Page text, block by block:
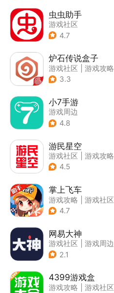
虫虫助手
游戏社区
4.7
炉石传说盒子
游戏社区
游戏攻略
3.3
小7手游
游戏周边
4.8
游民星空
游戏社区
游戏攻略
4.5
掌上飞车
游戏攻略
游戏社区
4.7
网易大神
游戏社区
游戏周边
2.1
4399游戏盒
游戏攻略
游戏社区